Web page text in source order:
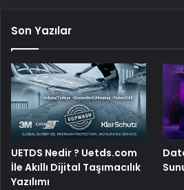
Son Yazılar
UETDS Nedir ? Uetds.com
İle Akıllı Dijital Taşımacılık
Yazılımı